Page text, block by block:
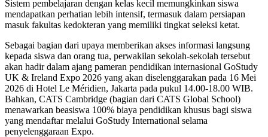
Sistem pembelajaran dengan kelas kecil memungkinkan siswa
mendapatkan perhatian lebih intensif, termasuk dalam persiapan
masuk fakultas kedokteran yang memiliki tingkat seleksi ketat.
Sebagai bagian dari upaya memberikan akses informasi langsung
kepada siswa dan orang tua, perwakilan sekolah-sekolah tersebut
akan hadir dalam ajang pameran pendidikan internasional GoStudy
UK & Ireland Expo 2026 yang akan diselenggarakan pada 16 Mei
2026 di Hotel Le Méridien, Jakarta pada pukul 14.00-18.00 WIB.
Bahkan, CATS Cambridge (bagian dari CATS Global School)
menawarkan beasiswa 100% biaya pendidikan khusus bagi siswa
yang mendaftar melalui GoStudy International selama
penyelenggaraan Expo.